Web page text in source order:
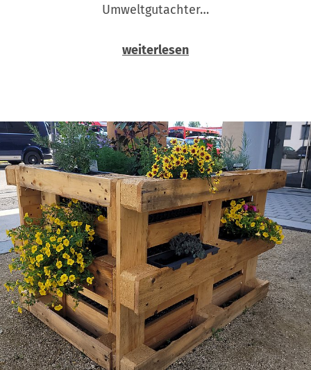
Umweltgutachter…
weiterlesen